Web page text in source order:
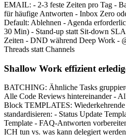
EMAIL: - 2-3 feste Zeiten pro Tag -
für häufige Antworten - Inbox Zero
Default: Ablehnen - Agenda
30 Min) - Stand-up statt Sit-down
Zeiten - DND während Deep Work -
Threads statt Channels
Shallow Work effizient
BATCHING: Ähnliche Tasks
Alle Code Reviews hintereinander -
Block TEMPLATES:
standardisieren: - Status Update
Template - FAQ-Antworten
ICH tun vs. was kann delegiert